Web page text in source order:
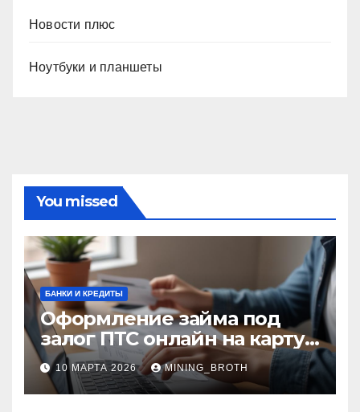
Новости плюс
Ноутбуки и планшеты
You missed
БАНКИ И КРЕДИТЫ
Оформление займа под
залог ПТС онлайн на карту
без визита в офис: порядок,
требования и документы
10 МАРТА 2026 MINING_BROTH